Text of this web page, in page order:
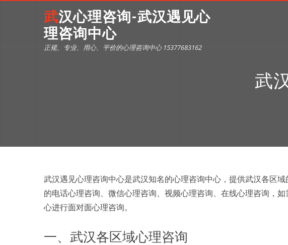
武汉心理咨询-武汉遇见心
理咨询中心
正规、专业、用心、平价的心理咨询中心 15377683162
武
武汉遇见心理咨询中心是武汉知名的心理咨询中心，提供武汉各区
的电话心理咨询、微信心理咨询、视频心理咨询、在线心理咨询，
心进行面对面心理咨询。
一、武汉各区域心理咨询